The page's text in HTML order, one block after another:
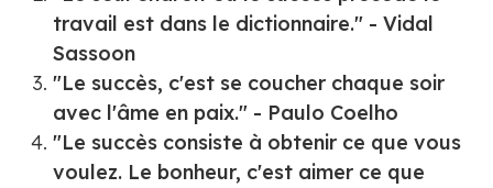
travail est dans le dictionnaire." - Vidal
Sassoon
"Le succès, c'est se coucher chaque soir
avec l'âme en paix." - Paulo Coelho
"Le succès consiste à obtenir ce que vous
voulez. Le bonheur, c'est aimer ce que